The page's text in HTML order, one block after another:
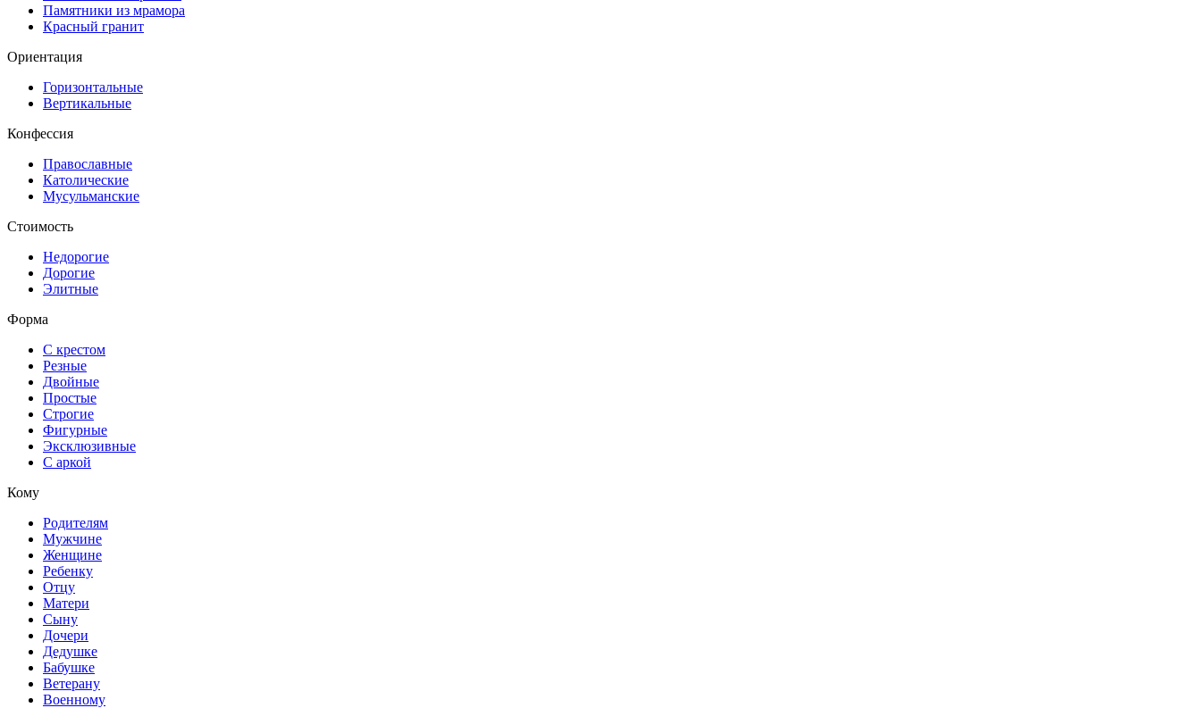
Памятники из мрамора
Красный гранит
Ориентация
Горизонтальные
Вертикальные
Конфессия
Православные
Католические
Мусульманские
Стоимость
Недорогие
Дорогие
Элитные
Форма
С крестом
Резные
Двойные
Простые
Строгие
Фигурные
Эксклюзивные
С аркой
Кому
Родителям
Мужчине
Женщине
Ребенку
Отцу
Матери
Сыну
Дочери
Дедушке
Бабушке
Ветерану
Военному